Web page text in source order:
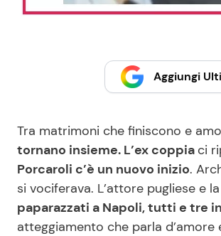
Aggiungi
Tra matrimoni che finiscono e
tornano insieme. L’ex coppia ci
Porcaroli c’è un nuovo inizio.
si vociferava. L’attore pugliese e
paparazzati a Napoli, tutti e tre
atteggiamento che parla